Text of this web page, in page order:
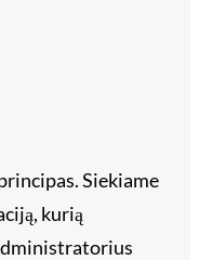
Siekiame
kurią